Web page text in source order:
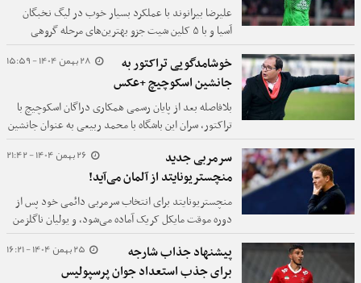
علیرضا بیرانوند با عملکرد بسیار خوب در لیگ‌ نخبگان
آسیا و با ۵ کلین شیت جزو بهترین‌های مرحله گروهی
شناخته شد.
28 بهمن 1404 - 15:59
خوشامدگویی تراکتور به
جانشین اسکوچیچ +عکس
بلافاصله بعد از پایان رسمی همکاری دراگان اسکوچیچ با
تراکتور، سران این باشگاه با محمد ربیعی به عنوان جانشین
به توافق رسیدند و ربیعی راهی قطر شد.
26 بهمن 1404 - 21:42
سرمربی جدید
منچستریونایتد از آلمان می‌آید!
منچستریونایتد برای انتخاب سرمربی دائمی خود پس از
دوره موقت مایکل کریک آماده می‌شود، و یولیان ناگلزمن
یکی از گزینه‌های مورد نظر شیاطین سرخ است.
25 بهمن 1404 - 16:21
پیشنهاد جذاب شارجه
برای جذب استعداد جوان پرسپولیس